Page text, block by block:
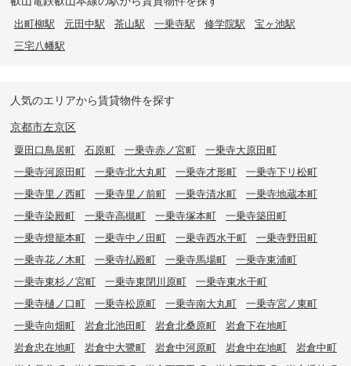
出町柳駅 元田中駅 茶山駅 一乗寺駅 修学院駅
宝ヶ池駅
三宅八幡駅
人気のエリアから賃貸物件を探す
京都市左京区
粟田口鳥居町 石原町 一乗寺赤ノ宮町
一乗寺大原田町
一乗寺河原田町
一乗寺北大丸町 一乗寺才形町
一乗寺下リ松町
一乗寺里ノ西町
一乗寺里ノ前町 一乗寺清水町
一乗寺地蔵本町
一乗寺染殿町
一乗寺高槻町 一乗寺塚本町
一乗寺築田町
一乗寺燈籠本町
一乗寺中ノ田町 一乗寺西水干町
一乗寺野田町
一乗寺花ノ木町
一乗寺払殿町 一乗寺馬場町
一乗寺東浦町
一乗寺東杉ノ宮町
一乗寺東閉川原町
一乗寺東水干町
一乗寺樋ノ口町
一乗寺松原町 一乗寺南大丸町
一乗寺宮ノ東町
一乗寺向畑町
岩倉北池田町 岩倉北桑原町
岩倉下在地町
岩倉忠在地町
岩倉中大鷺町 岩倉中河原町 岩倉中在地町
岩倉中町